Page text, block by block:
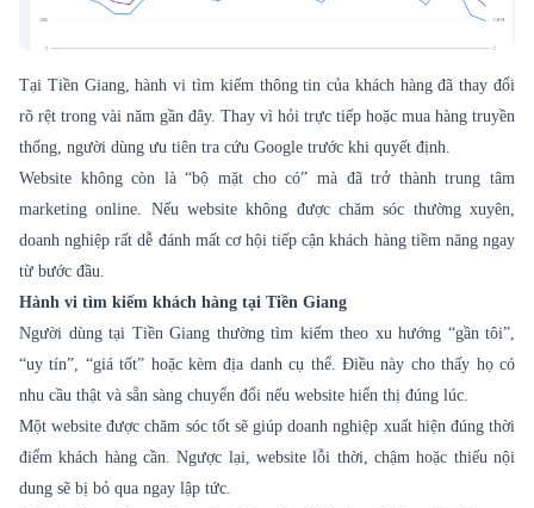
Tại Tiền Giang, hành vi tìm kiếm thông tin của khách hàng đã thay đổi
rõ rệt trong vài năm gần đây. Thay vì hỏi trực tiếp hoặc mua hàng truyền
thống, người dùng ưu tiên tra cứu Google trước khi quyết định.
Website không còn là “bộ mặt cho có” mà đã trở thành trung tâm
marketing online. Nếu website không được chăm sóc thường xuyên,
doanh nghiệp rất dễ đánh mất cơ hội tiếp cận khách hàng tiềm năng ngay
từ bước đầu.
Hành vi tìm kiếm khách hàng tại Tiền Giang
Người dùng tại Tiền Giang thường tìm kiếm theo xu hướng “gần tôi”,
“uy tín”, “giá tốt” hoặc kèm địa danh cụ thể. Điều này cho thấy họ có
nhu cầu thật và sẵn sàng chuyển đổi nếu website hiển thị đúng lúc.
Một website được chăm sóc tốt sẽ giúp doanh nghiệp xuất hiện đúng thời
điểm khách hàng cần. Ngược lại, website lỗi thời, chậm hoặc thiếu nội
dung sẽ bị bỏ qua ngay lập tức.